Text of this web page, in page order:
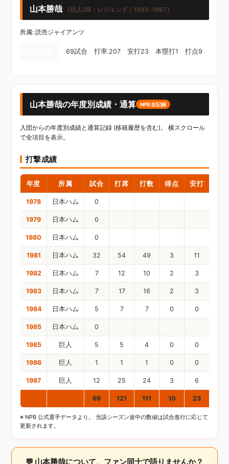
山本勝哉 （巨人OB・レジェンド / 1985-1987）
所属: 読売ジャイアンツ
69試合 打率.207 安打23 本塁打1 打点9
山本勝哉の年度別成績・通算 NPB全記録
入団からの年度別成績と通算記録 (移籍履歴を含む)。 横スクロール
で全項目を表示。
打撃成績
年度 所属 試合 打席 打数 得点 安打
1978 日本ハム 0
1979 日本ハム 0
1980 日本ハム 0
1981 日本ハム 32 54 49 3 11
1982 日本ハム 7 12 10 2 3
1983 日本ハム 7 17 16 2 3
1984 日本ハム 5 7 7 0 0
1985 日本ハム 0
1985 巨人 5 5 4 0 0
1986 巨人 1 1 1 0 0
1987 巨人 12 25 24 3 6
69 121 111 10 23
※ NPB 公式選手データより。 当該シーズン途中の数値は試合進行に応じて
更新されます。
💬 山本勝哉について、ファン同士で語りませんか？